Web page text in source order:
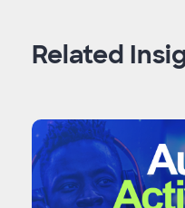
Related